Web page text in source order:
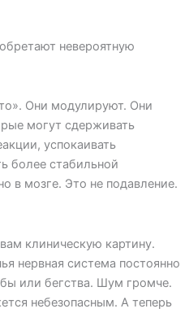
невероятную
Они модулируют. Они
могут сдерживать
успокаивать
более стабильной
в мозге. Это не подавление.
клиническую картину.
нервная система постоянно
или бегства. Шум громче.
небезопасным. А теперь